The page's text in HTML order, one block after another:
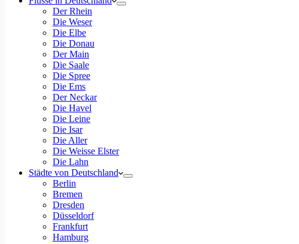
Der Rhein
Die Weser
Die Elbe
Die Donau
Der Main
Die Saale
Die Spree
Die Ems
Der Neckar
Die Havel
Die Leine
Die Isar
Die Aller
Die Weisse Elster
Die Lahn
Städte von Deutschland
Berlin
Bremen
Dresden
Düsseldorf
Frankfurt
Hamburg